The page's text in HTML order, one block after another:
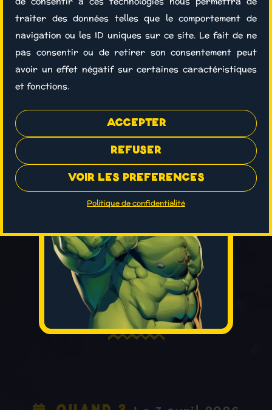
faire un don
Devenir
traiter des données telles que le comportement de
navigation ou les ID uniques sur ce site. Le fait de ne
pas consentir ou de retirer son consentement peut
avoir un effet négatif sur certaines caractéristiques
et fonctions.
Accepter
Refuser
Voir les préférences
Politique de confidentialité
connaissance, on
échange...
20h00 : On se donne rendez-
suivante !
J'y vole !
Infos pratiques